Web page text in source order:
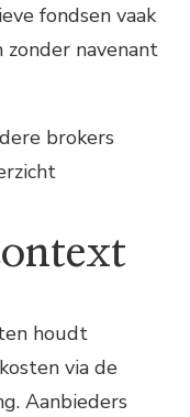
fondsen vaak
navenant
brokers
houdt
via de
Aanbieders